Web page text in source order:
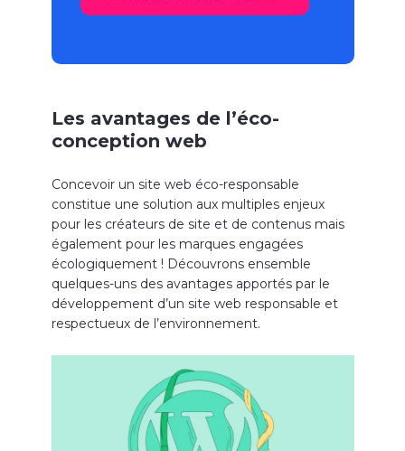
Les avantages de l’éco-
conception web
Concevoir un site web éco-responsable
constitue une solution aux multiples enjeux
pour les créateurs de site et de contenus mais
également pour les marques engagées
écologiquement ! Découvrons ensemble
quelques-uns des avantages apportés par le
développement d’un site web responsable et
respectueux de l’environnement.